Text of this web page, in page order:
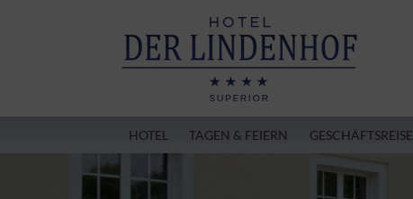
HOTEL TAGEN & FEIERN GESCHÄFTSREISE